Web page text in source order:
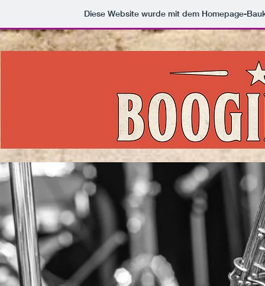
Diese Website wurde mit dem Homepage-